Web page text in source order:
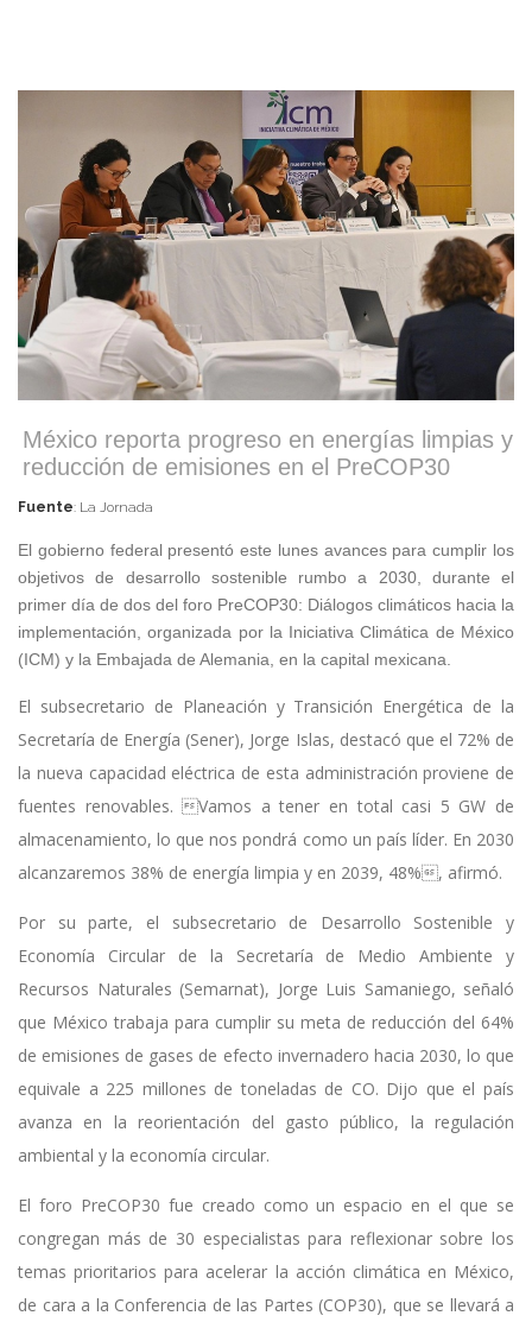
México reporta progreso en energías limpias y
reducción de emisiones en el PreCOP30
Fuente: La Jornada
El gobierno federal presentó este lunes avances para cumplir los
objetivos de desarrollo sostenible rumbo a 2030, durante el
primer día de dos del foro PreCOP30: Diálogos climáticos hacia la
implementación, organizada por la Iniciativa Climática de México
(ICM) y la Embajada de Alemania, en la capital mexicana.
El subsecretario de Planeación y Transición Energética de la
Secretaría de Energía (Sener), Jorge Islas, destacó que el 72% de
la nueva capacidad eléctrica de esta administración proviene de
fuentes renovables. Vamos a tener en total casi 5 GW de
almacenamiento, lo que nos pondrá como un país líder. En 2030
alcanzaremos 38% de energía limpia y en 2039, 48%, afirmó.
Por su parte, el subsecretario de Desarrollo Sostenible y
Economía Circular de la Secretaría de Medio Ambiente y
Recursos Naturales (Semarnat), Jorge Luis Samaniego, señaló
que México trabaja para cumplir su meta de reducción del 64%
de emisiones de gases de efecto invernadero hacia 2030, lo que
equivale a 225 millones de toneladas de CO. Dijo que el país
avanza en la reorientación del gasto público, la regulación
ambiental y la economía circular.
El foro PreCOP30 fue creado como un espacio en el que se
congregan más de 30 especialistas para reflexionar sobre los
temas prioritarios para acelerar la acción climática en México,
de cara a la Conferencia de las Partes (COP30), que se llevará a